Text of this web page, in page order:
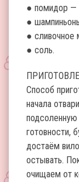
● помидор —
●
● сливочное
● соль.
Способ
начала
готовности,
достаём
остывать.
очищаем от